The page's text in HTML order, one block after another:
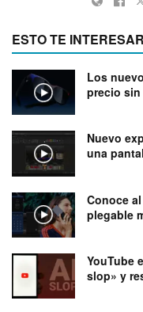
ESTO TE
Los
precio
Nuevo
una
Conoce
plegable
YouTube
slop» y